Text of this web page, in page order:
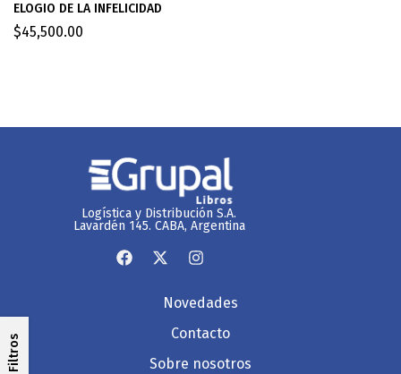
Filtros
ELOGIO DE LA INFELICIDAD
$45,500.00
Logística y Distribución S.A.
Lavardén 145. CABA, Argentina
Novedades
Contacto
Sobre nosotros